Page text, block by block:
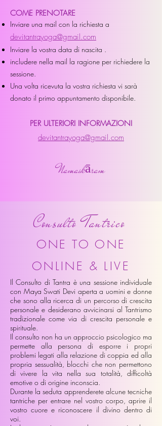
COME PRENOTARE
Inviare una mail con la richiesta a
devitantrayoga@gmail.com
Inviare la vostra data di nascita .
includere nella mail la ragione per richiedere la
sessione.
Una volta ricevuta la vostra richiesta vi sarà
donato il primo appuntamento disponibile.
PER ULTERIORI INFORMAZIONI
devitantrayoga@gmail.com
Namaskāram
Consulto Tantrico
ONE TO ONE
ONLINE & LIVE
Il Consulto di Tantra è una sessione individuale
con Maya Swati Devi aperta a uomini e donne
che sono alla ricerca di un percorso di crescita
personale e desiderano avvicinarsi al Tantrismo
tradizionale come via di crescita personale e
spirituale.
Il consulto non ha un approccio psicologico ma
permette alla persona di esporre i propri
problemi legati alla relazione di coppia ed alla
propria sessualità, blocchi che non permettono
di vivere la vita nella sua totalità, difficoltà
emotive o di origine inconscia.
Durante la seduta apprenderete alcune tecniche
tantriche per entrare nel vostro corpo, aprire il
vostro cuore e riconoscere il divino dentro di
voi.